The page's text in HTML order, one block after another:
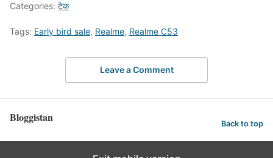
Categories: टेक
Tags: Early bird sale, Realme, Realme C53
Leave a Comment
Bloggistan Back to top